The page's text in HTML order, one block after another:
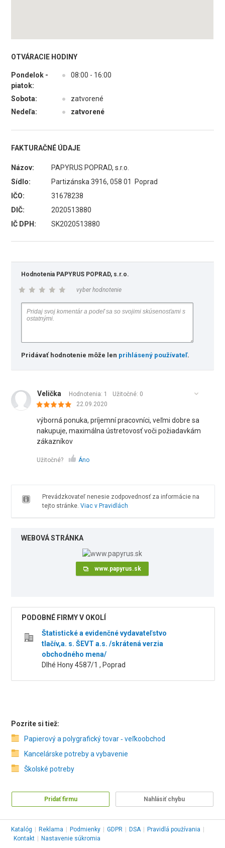
OTVÁRACIE HODINY
Pondelok -
piatok:
● 08:00 - 16:00
Sobota: ●
zatvorené
Nedeľa:
● zatvorené
FAKTURAČNÉ ÚDAJE
Názov:
PAPYRUS POPRAD, s.r.o.
Sídlo:
Partizánska 3916, 058 01 Poprad
IČO:
31678238
DIČ:
2020513880
IČ DPH:
SK2020513880
Hodnotenia PAPYRUS POPRAD, s.r.o.
vyber hodnotenie
Pridávať hodnotenie môže len prihlásený používateľ.
Velička Hodnotenia: 1 Užitočné: 0
22.09.2020
výborná ponuka, príjemní pracovníci, veľmi dobre sa
nakupuje, maximálna ústretovosť voči požiadavkám
zákazníkov
Užitočné? Áno
Prevádzkovateľ nenesie zodpovednosť za informácie na
tejto stránke. Viac v Pravidlách
WEBOVÁ STRÁNKA
www.papyrus.sk
PODOBNÉ FIRMY V OKOLÍ
Štatistické a evidenčné vydavateľstvo
tlačív,a. s. ŠEVT a.s. /skrátená verzia
obchodného mena/
Dlhé Hony 4587/1 , Poprad
Pozrite si tiež:
Papierový a polygrafický tovar ‑ veľkoobchod
Kancelárske potreby a vybavenie
Školské potreby
Pridať firmu Nahlásiť chybu
Katalóg Reklama Podmienky GDPR DSA Pravidlá používania
Kontakt
Nastavenie súkromia